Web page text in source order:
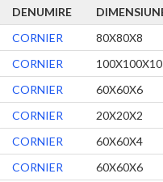
DENUMIRE
CORNIER
80X80X8
CORNIER
100X100X10
CORNIER
60X60X6
CORNIER
20X20X2
CORNIER
60X60X4
CORNIER
60X60X6